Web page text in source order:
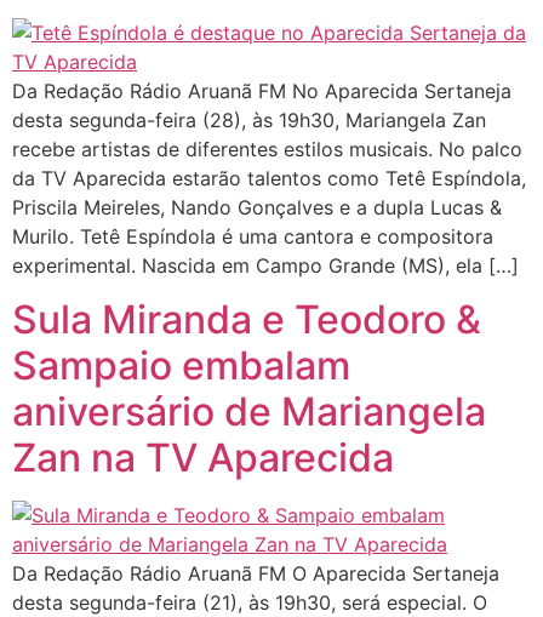
Da Redação Rádio Aruanã FM No Aparecida Sertaneja
desta segunda-feira (28), às 19h30, Mariangela Zan
recebe artistas de diferentes estilos musicais. No palco
da TV Aparecida estarão talentos como Tetê Espíndola,
Priscila Meireles, Nando Gonçalves e a dupla Lucas &
Murilo. Tetê Espíndola é uma cantora e compositora
experimental. Nascida em Campo Grande (MS), ela […]
Sula Miranda e Teodoro &
Sampaio embalam
aniversário de Mariangela
Zan na TV Aparecida
Da Redação Rádio Aruanã FM O Aparecida Sertaneja
desta segunda-feira (21), às 19h30, será especial. O